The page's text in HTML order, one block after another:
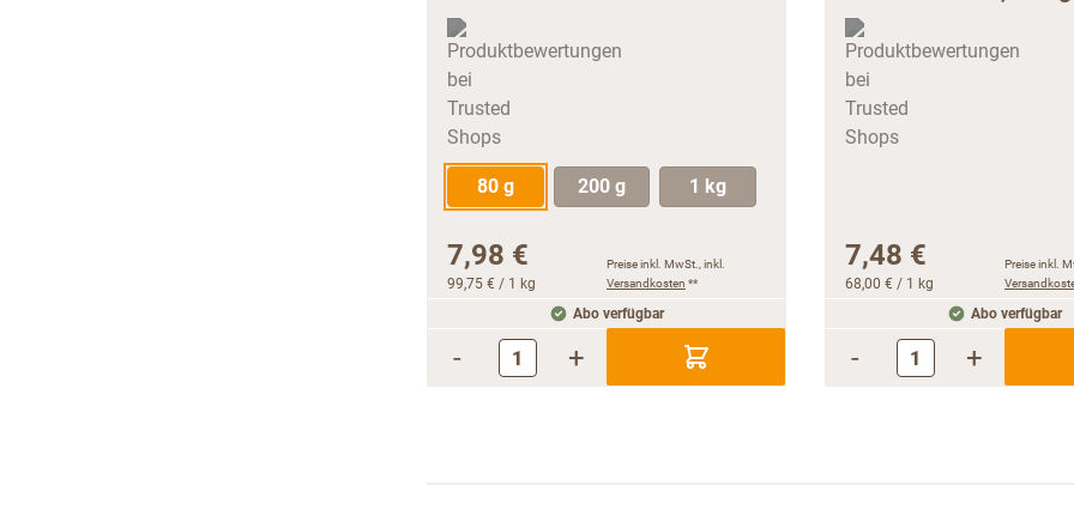
80 g 200 g 1 kg
7,98 €
99,75 € / 1 kg
Preise inkl. MwSt., inkl.
Versandkosten
**
Abo verfügbar
- +
7,48 €
68,00 € / 1 kg
Preise inkl.
Abo verfügbar
- +